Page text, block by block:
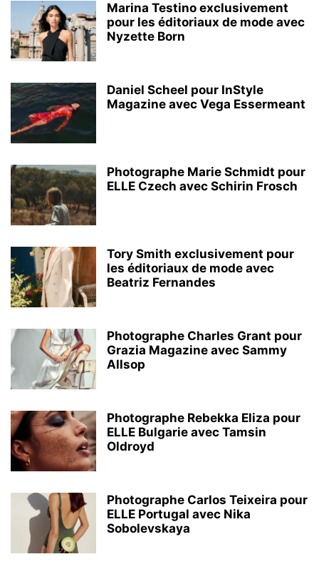
Marina Testino exclusivement
pour les éditoriaux de mode avec
Nyzette Born
Daniel Scheel pour InStyle
Magazine avec Vega Essermeant
Photographe Marie Schmidt pour
ELLE Czech avec Schirin Frosch
Tory Smith exclusivement pour
les éditoriaux de mode avec
Beatriz Fernandes
Photographe Charles Grant pour
Grazia Magazine avec Sammy
Allsop
Photographe Rebekka Eliza pour
ELLE Bulgarie avec Tamsin
Oldroyd
Photographe Carlos Teixeira pour
ELLE Portugal avec Nika
Sobolevskaya